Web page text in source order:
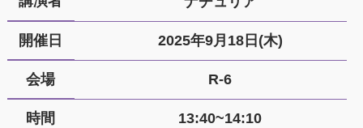
開催日 2025年9月18日(木)
会場 R-6
時間 13:40~14:10